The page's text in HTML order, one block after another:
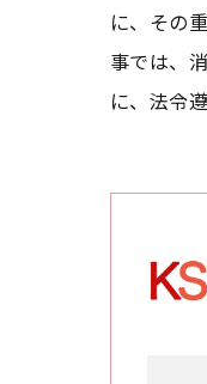
に、その
事では、
に、法令